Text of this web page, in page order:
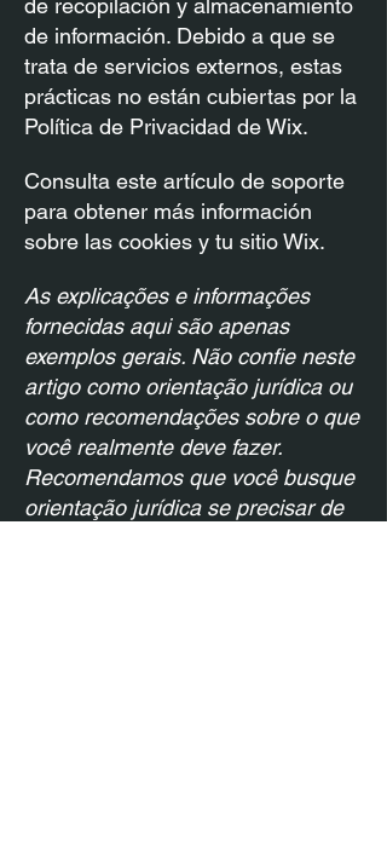
de recopilación y almacenamiento
de información. Debido a que se
trata de servicios externos, estas
prácticas no están cubiertas por la
Política de Privacidad de Wix.
Consulta este artículo de soporte
para obtener más información
sobre las cookies y tu sitio Wix.
As explicações e informações
fornecidas aqui são apenas
exemplos gerais. Não confie neste
artigo como orientação jurídica ou
como recomendações sobre o que
você realmente deve fazer.
Recomendamos que você busque
orientação jurídica se precisar de